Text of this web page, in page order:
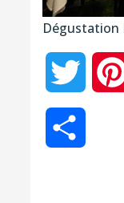
Dégustation